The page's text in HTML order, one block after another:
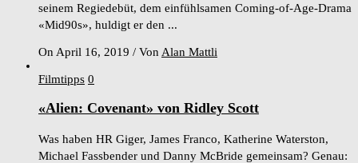
seinem Regiedebüt, dem einfühlsamen Coming-of-Age-Drama
«Mid90s», huldigt er den ...
On April 16, 2019 / Von Alan Mattli
Filmtipps 0
«Alien: Covenant» von Ridley Scott
Was haben HR Giger, James Franco, Katherine Waterston,
Michael Fassbender und Danny McBride gemeinsam? Genau: